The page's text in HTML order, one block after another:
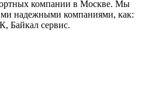
компании в Москве. Мы
надежными компаниями, как:
Байкал сервис.